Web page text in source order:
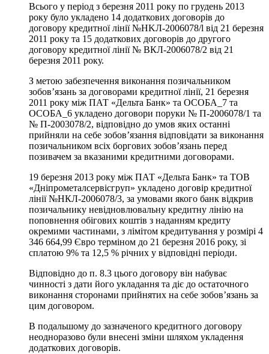
Всього у період з березня 2011 року по грудень 2013
року було укладено 14 додаткових договорів до
договору кредитної лінії №HKЛ-2006078/l від 21 березня
2011 року та 15 додаткових договорів до другого
договору кредитної лінії № ВКЛ-2006078/2 від 21
березня 2011 року.
З метою забезпечення виконання позичальником
зобов’язань за договорами кредитної лінії, 21 березня
2011 року між ПАТ «Дельта Банк» та ОСОБА_7 та
ОСОБА_6 укладено договори поруки № П-2006078/1 та
№ П-2003078/2, відповідно до умов яких останні
прийняли на себе зобов’язання відповідати за виконання
позичальником всіх боргових зобов’язань перед
позивачем за вказаними кредитними договорами.
19 березня 2013 року між ПАТ «Дельта Банк» та ТОВ
«Дніпрометалсервісгруп» укладено договір кредитної
лінії №НКЛ-2006078/3, за умовами якого банк відкрив
позичальнику невідновлювальну кредитну лінію на
поповнення обігових коштів з наданням кредиту
окремими частинами, з лімітом кредитування у розмірі 4
346 664,99 Євро терміном до 21 березня 2016 року, зі
сплатою 9% та 12,5 % річних у відповідні періоди.
Відповідно до п. 8.3 цього договору він набуває
чинності з дати його укладання та діє до остаточного
виконання сторонами прийнятих на себе зобов’язань за
цим договором.
В подальшому до зазначеного кредитного договору
неодноразово були внесені зміни шляхом укладення
додаткових договорів.